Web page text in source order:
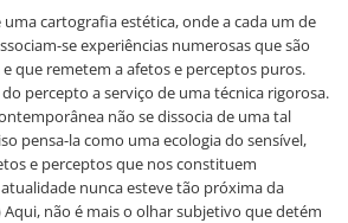
uma cartografia estética, onde a cada um de
se experiências numerosas que são
que remetem a afetos e perceptos puros.
percepto a serviço de uma técnica rigorosa.
não se dissocia de uma tal
pensa-la como uma ecologia do sensível,
e perceptos que nos constituem
nunca esteve tão próxima da
não é mais o olhar subjetivo que detém